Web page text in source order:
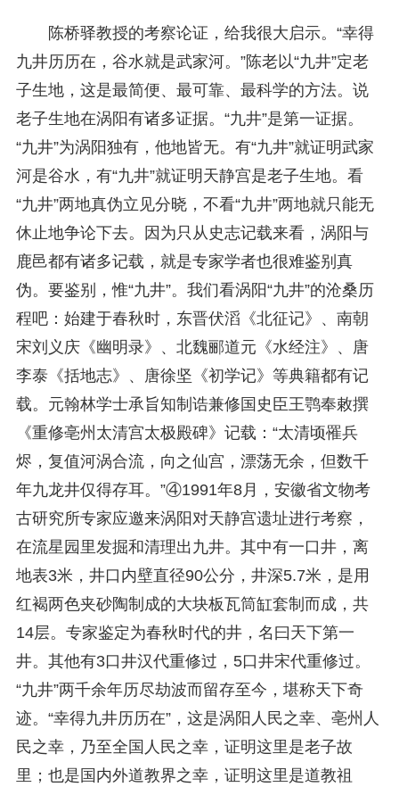
陈桥驿教授的考察论证，给我很大启示。“幸得
九井历历在，谷水就是武家河。”陈老以“九井”定老
子生地，这是最简便、最可靠、最科学的方法。说
老子生地在涡阳有诸多证据。“九井”是第一证据。
“九井”为涡阳独有，他地皆无。有“九井”就证明武家
河是谷水，有“九井”就证明天静宫是老子生地。看
“九井”两地真伪立见分晓，不看“九井”两地就只能无
休止地争论下去。因为只从史志记载来看，涡阳与
鹿邑都有诸多记载，就是专家学者也很难鉴别真
伪。要鉴别，惟“九井”。我们看涡阳“九井”的沧桑历
程吧：始建于春秋时，东晋伏滔《北征记》、南朝
宋刘义庆《幽明录》、北魏郦道元《水经注》、唐
李泰《括地志》、唐徐坚《初学记》等典籍都有记
载。元翰林学士承旨知制诰兼修国史臣王鹗奉敕撰
《重修亳州太清宫太极殿碑》记载：“太清顷罹兵
烬，复值河涡合流，向之仙宫，漂荡无余，但数千
年九龙井仅得存耳。”④1991年8月，安徽省文物考
古研究所专家应邀来涡阳对天静宫遗址进行考察，
在流星园里发掘和清理出九井。其中有一口井，离
地表3米，井口内壁直径90公分，井深5.7米，是用
红褐两色夹砂陶制成的大块板瓦筒缸套制而成，共
14层。专家鉴定为春秋时代的井，名曰天下第一
井。其他有3口井汉代重修过，5口井宋代重修过。
“九井”两千余年历尽劫波而留存至今，堪称天下奇
迹。“幸得九井历历在”，这是涡阳人民之幸、亳州人
民之幸，乃至全国人民之幸，证明这里是老子故
里；也是国内外道教界之幸，证明这里是道教祖